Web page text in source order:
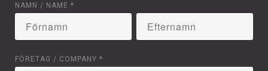
NAMN / NAME *
FÖRETAG / COMPANY *